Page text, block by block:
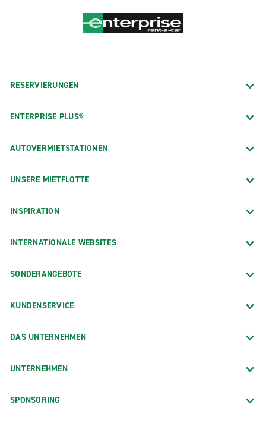
RESERVIERUNGEN
ENTERPRISE PLUS®
AUTOVERMIETSTATIONEN
UNSERE MIETFLOTTE
INSPIRATION
INTERNATIONALE WEBSITES
SONDERANGEBOTE
KUNDENSERVICE
DAS UNTERNEHMEN
UNTERNEHMEN
SPONSORING